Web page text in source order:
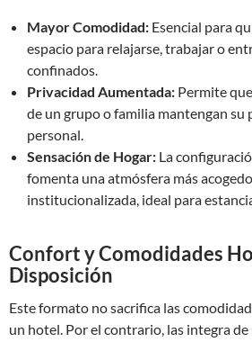
Mayor Comodidad: Esencial para
espacio para relajarse, trabajar o
confinados.
Privacidad Aumentada: Permite
de un grupo o familia mantengan su
personal.
Sensación de Hogar: La
fomenta una atmósfera más
institucionalizada, ideal para
Confort y Comodidades
Disposición
Este formato no sacrifica las
un hotel. Por el contrario, las integra